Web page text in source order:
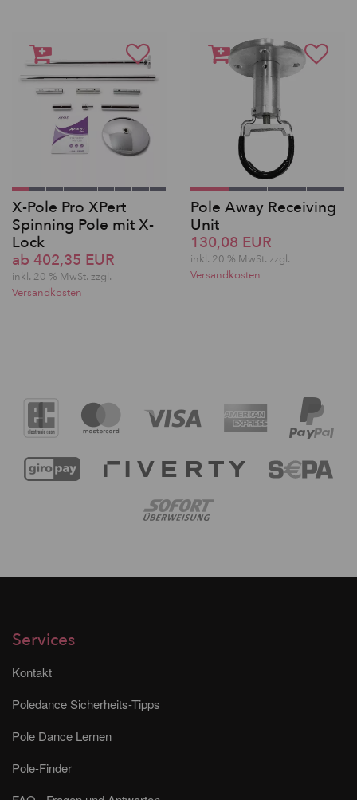
X-Pole Pro XPert
Spinning Pole mit X-
Lock
ab 402,35 EUR
inkl. 20 % MwSt. zzgl.
Versandkosten
Pole Away Receiving
Unit
130,08 EUR
inkl. 20 % MwSt. zzgl.
Versandkosten
Services
Kontakt
Poledance Sicherheits-Tipps
Pole Dance Lernen
Pole-Finder